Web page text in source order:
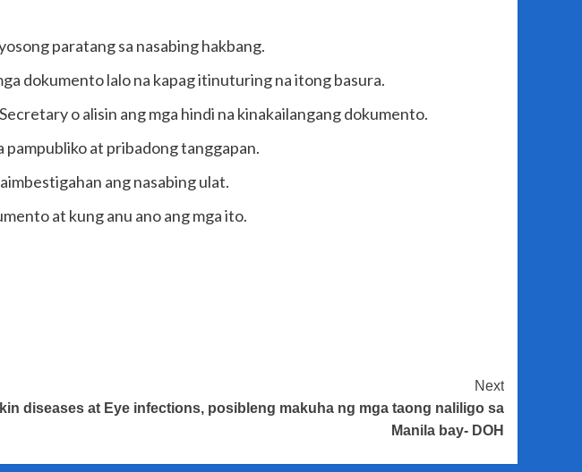
paratang sa nasabing hakbang.
dokumento lalo na kapag itinuturing na itong basura.
o alisin ang mga hindi na kinakailangang dokumento.
at pribadong tanggapan.
ang nasabing ulat.
at kung anu ano ang mga ito.
Next
diseases at Eye infections, posibleng makuha ng mga taong naliligo sa
Manila bay- DOH